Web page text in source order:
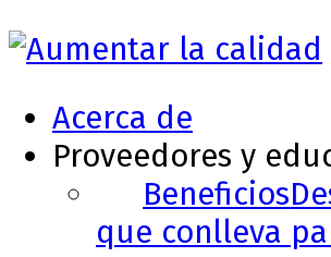
Acerca de
Proveedores y
Beneficios
que conlleva